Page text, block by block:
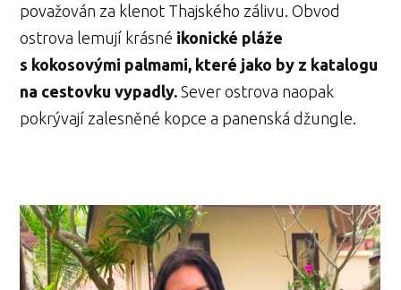
považován za klenot Thajského zálivu. Obvod
ostrova lemují krásné ikonické pláže
s kokosovými palmami, které jako by z katalogu
na cestovku vypadly. Sever ostrova naopak
pokrývají zalesněné kopce a panenská džungle.